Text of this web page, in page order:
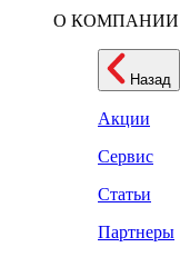
О КОМПАНИИ
Назад
Акции
Сервис
Статьи
Партнеры